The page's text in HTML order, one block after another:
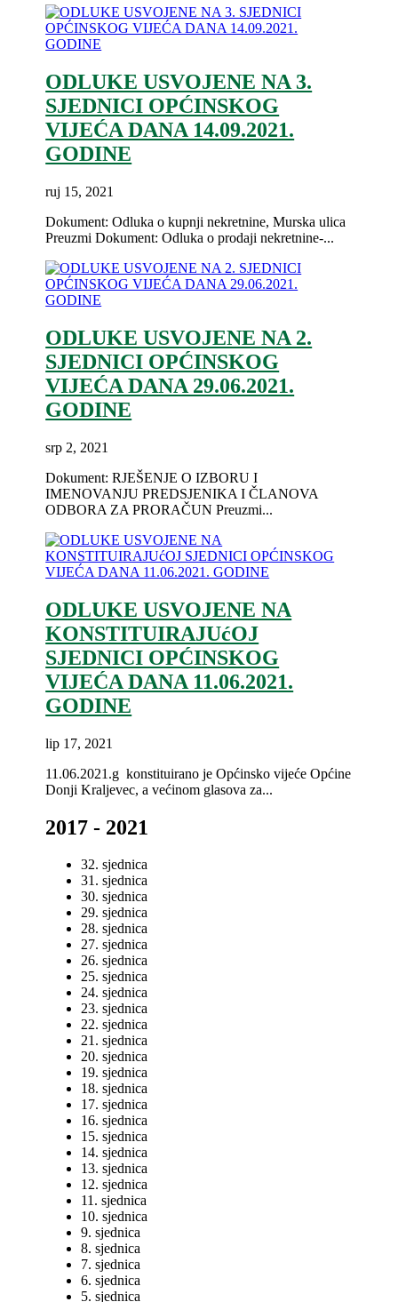
ODLUKE USVOJENE NA 3.
SJEDNICI OPĆINSKOG
VIJEĆA DANA 14.09.2021.
GODINE
ruj 15, 2021
Dokument: Odluka o kupnji nekretnine, Murska ulica
Preuzmi Dokument: Odluka o prodaji nekretnine-...
ODLUKE USVOJENE NA 2.
SJEDNICI OPĆINSKOG
VIJEĆA DANA 29.06.2021.
GODINE
srp 2, 2021
Dokument: RJEŠENJE O IZBORU I
IMENOVANJU PREDSJENIKA I ČLANOVA
ODBORA ZA PRORAČUN Preuzmi...
ODLUKE USVOJENE NA
KONSTITUIRAJUćOJ
SJEDNICI OPĆINSKOG
VIJEĆA DANA 11.06.2021.
GODINE
lip 17, 2021
11.06.2021.g konstituirano je Općinsko vijeće Općine
Donji Kraljevec, a većinom glasova za...
2017 - 2021
32. sjednica
31. sjednica
30. sjednica
29. sjednica
28. sjednica
27. sjednica
26. sjednica
25. sjednica
24. sjednica
23. sjednica
22. sjednica
21. sjednica
20. sjednica
19. sjednica
18. sjednica
17. sjednica
16. sjednica
15. sjednica
14. sjednica
13. sjednica
12. sjednica
11. sjednica
10. sjednica
9. sjednica
8. sjednica
7. sjednica
6. sjednica
5. sjednica